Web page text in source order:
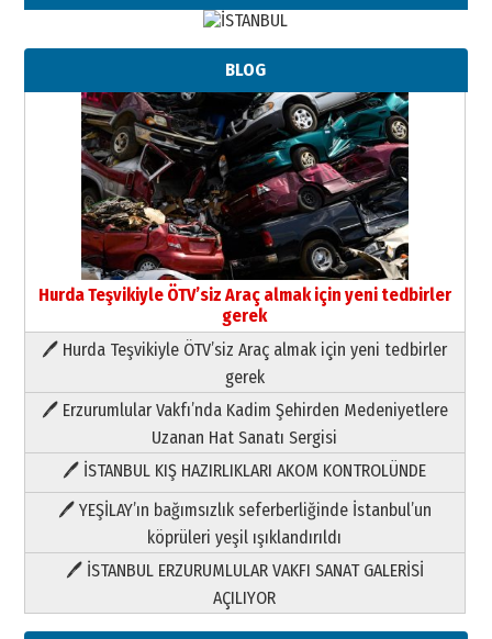
BLOG
Hurda Teşvikiyle ÖTV’siz Araç almak için yeni tedbirler
gerek
🖊 Hurda Teşvikiyle ÖTV’siz Araç almak için yeni tedbirler
gerek
🖊 Erzurumlular Vakfı’nda Kadim Şehirden Medeniyetlere
Uzanan Hat Sanatı Sergisi
🖊 İSTANBUL KIŞ HAZIRLIKLARI AKOM KONTROLÜNDE
🖊 YEŞİLAY’ın bağımsızlık seferberliğinde İstanbul’un
köprüleri yeşil ışıklandırıldı
🖊 İSTANBUL ERZURUMLULAR VAKFI SANAT GALERİSİ
AÇILIYOR
Paranın Aile Kültüründeki Yeri
03 Ağustos 2026 Pazartesi
Yıldırım Gündoğdu
HAVVA’NIN ÜÇ KIZI
09 Temmuz 2026 Perşembe
Yusuf POLAT
Şampiyonluk Sebahattin Şirin’e
yazar